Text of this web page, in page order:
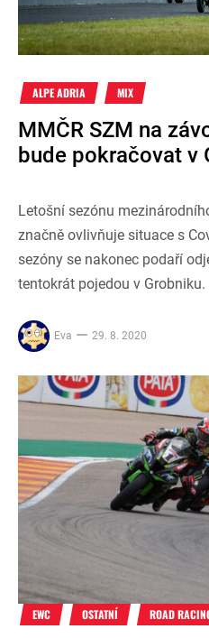
ALPE ADRIA MIX
MMČR SZM na
bude pokračovat v
Letošní sezónu
značně ovlivňuje situace s
sezóny se nakonec podaří
tentokrát pojedou v Grobniku.
Eva 29. 8. 2020
EWC OSTATNÍ ROAD